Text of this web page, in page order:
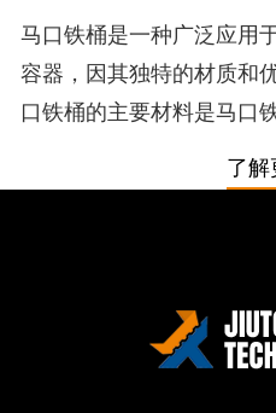
马口铁桶是一种广泛应用
容器，因其独特的材质和
口铁桶的主要材料是马口
外观通常
了解